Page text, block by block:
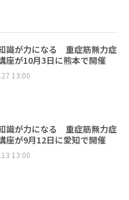
識が力になる 重症筋無力症
座が10月3日に熊本で開催
13:00
識が力になる 重症筋無力症
座が9月12日に愛知で開催
13:00